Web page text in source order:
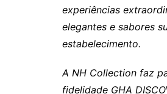
experiências
elegantes e sabores
estabelecimento.
A NH Collection faz
fidelidade GHA